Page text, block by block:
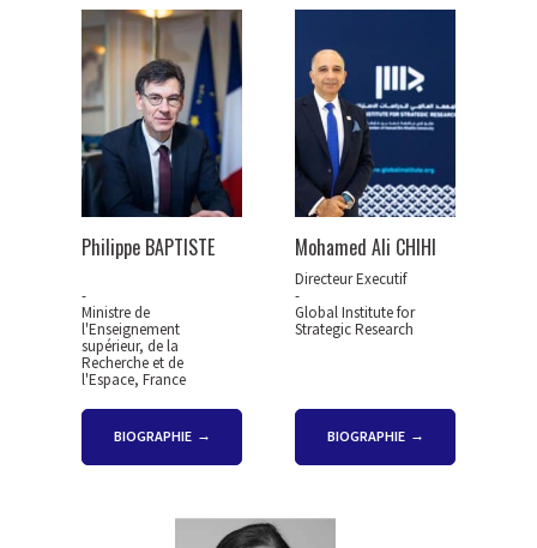
Philippe BAPTISTE
-
Ministre de
l'Enseignement
supérieur, de la
Recherche et de
l'Espace, France
BIOGRAPHIE
Mohamed Ali CHIHI
Directeur Executif
-
Global Institute for
Strategic Research
BIOGRAPHIE